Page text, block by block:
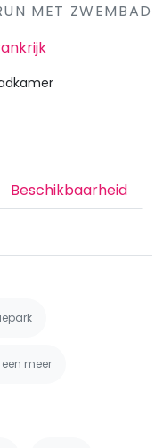
MET ZWEMBAD
Beschikbaarheid
meer